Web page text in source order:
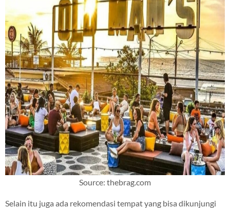
Source: thebrag.com
Selain itu juga ada rekomendasi tempat yang bisa dikunjungi